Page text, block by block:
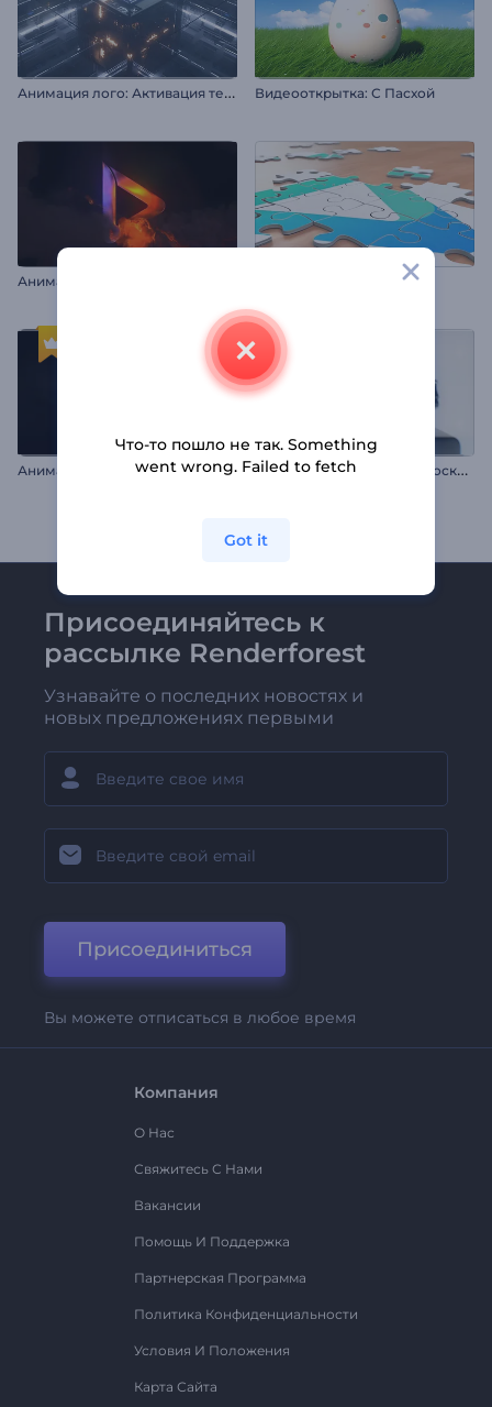
А
нимация лого: Активация технологий Видеооткрытка: С Пасхой
Анимация лого: Пазл
А
нимация лого: Кинематографичные частицы З
аставка "Объектив микроскопа"
Присоединяйтесь к
рассылке Renderforest
Узнавайте о последних новостях и
новых предложениях первыми
Присоединиться
Вы можете отписаться в любое время
Компания
О Нас
Свяжитесь С Нами
Вакансии
Помощь И Поддержка
Партнерская Программа
Политика Конфиденциальности
Условия И Положения
Карта Сайта
Что-то пошло не так. Something
went wrong. Failed to fetch
Got it